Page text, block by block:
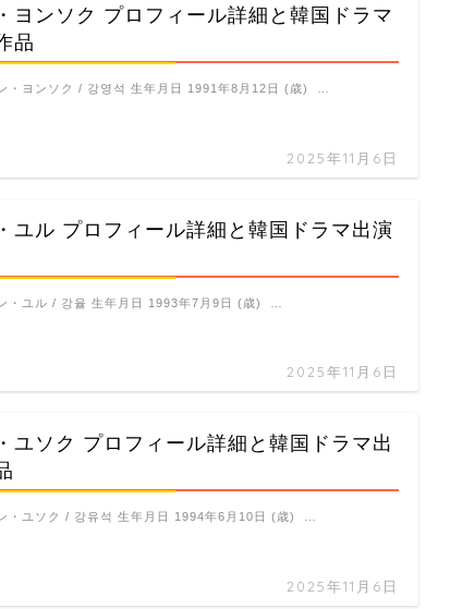
ヨンソク プロフィール詳細と韓国ドラマ
品
2025年11月6日
・ヨンソク / 강영석 生年月日 1991年8月12日 (歳) …
ユル プロフィール詳細と韓国ドラマ出演
2025年11月6日
・ユル / 강율 生年月日 1993年7月9日 (歳) …
ユソク プロフィール詳細と韓国ドラマ出
2025年11月6日
・ユソク / 강유석 生年月日 1994年6月10日 (歳) …